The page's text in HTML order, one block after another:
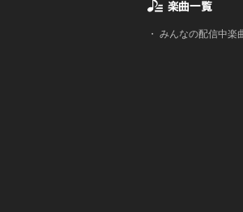
・ みんなの配信中楽